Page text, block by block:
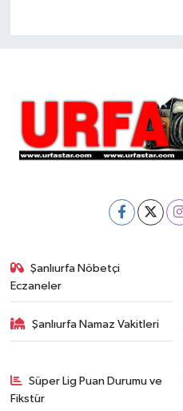
Şanlıurfa Nöbetçi
Eczaneler
Şanlıurfa Namaz Vakitleri
Süper Lig Puan Durumu ve
Fikstür